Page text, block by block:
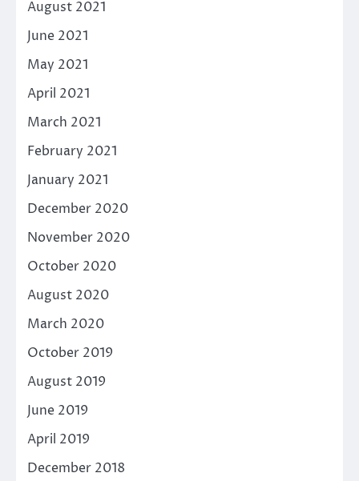
August 2021
June 2021
May 2021
April 2021
March 2021
February 2021
January 2021
December 2020
November 2020
October 2020
August 2020
March 2020
October 2019
August 2019
June 2019
April 2019
December 2018